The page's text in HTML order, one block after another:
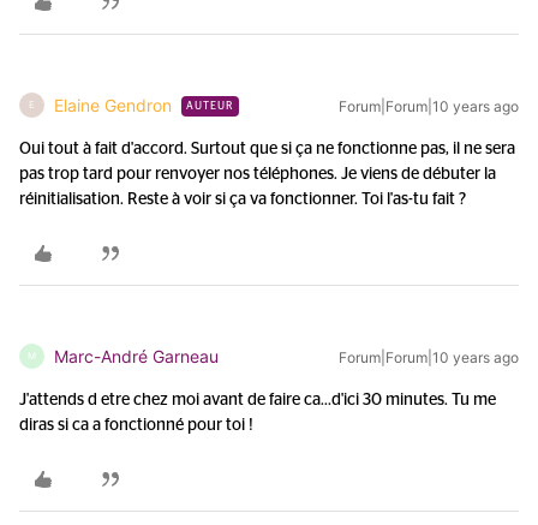
E Elaine Gendron AUTEUR Forum|Forum|10 years ago
Oui tout à fait d'accord. Surtout que si ça ne fonctionne pas, il ne sera
pas trop tard pour renvoyer nos téléphones. Je viens de débuter la
réinitialisation. Reste à voir si ça va fonctionner. Toi l'as-tu fait ?
M Marc-André Garneau Forum|Forum|10 years ago
J'attends d etre chez moi avant de faire ca...d'ici 30 minutes. Tu me
diras si ca a fonctionné pour toi !